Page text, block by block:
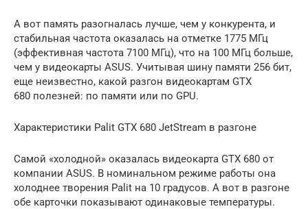
А вот память разогналась лучше, чем у конкурента, и
стабильная частота оказалась на отметке 1775 МГц
(эффективная частота 7100 МГц), что на 100 МГц больше,
чем у видеокарты ASUS. Учитывая шину памяти 256 бит,
еще неизвестно, какой разгон видеокартам GTX
680 полезней: по памяти или по GPU.
Характеристики Palit GTX 680 JetStream в разгоне
Самой «холодной» оказалась видеокарта GTX 680 от
компании ASUS. В номинальном режиме работы она
холоднее творения Palit на 10 градусов. А вот в разгоне
обе карточки показывают одинаковые температуры.